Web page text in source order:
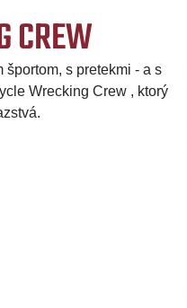
CREW
s pretekmi - a s
Wrecking Crew , ktorý